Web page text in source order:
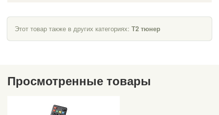
Этот товар также в других категориях: Т2 тюнер
Просмотренные товары